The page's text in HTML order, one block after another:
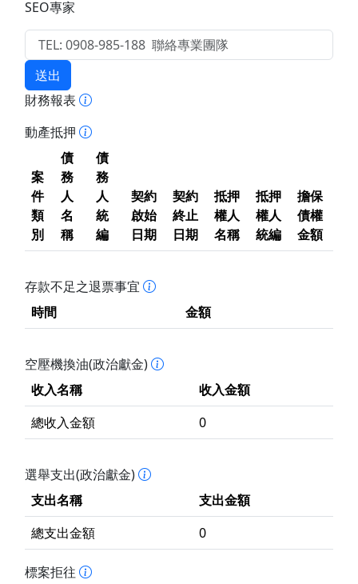
SEO專家
送出
財務報表
動產抵押
案
件
類
別
債
務
人
名
稱
債
務
人
統
編
契約
啟始
日期
契約
終止
日期
抵押
權人
名稱
抵押
權人
統編
擔保
債權
金額
存款不足之退票事宜
時間
金額
空壓機換油(政治獻金)
收入名稱
收入金額
總收入金額
0
選舉支出(政治獻金)
支出名稱
支出金額
總支出金額
0
標案拒往